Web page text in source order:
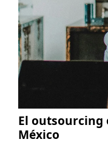
El outsourcing
México